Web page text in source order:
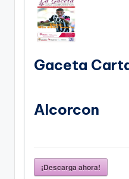
Gaceta
Alcorcon
¡Descarga ahora!